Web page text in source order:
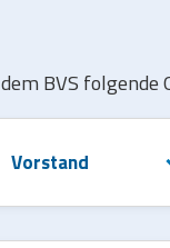
BVS folgende
Vorstand